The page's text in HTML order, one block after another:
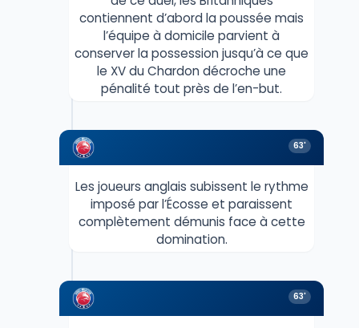
contiennent d’abord la poussée mais
l’équipe à domicile parvient à
conserver la possession jusqu’à ce que
le XV du Chardon décroche une
pénalité tout près de l’en-but.
63'
Les joueurs anglais subissent le rythme
imposé par l’Écosse et paraissent
complètement démunis face à cette
domination.
63'